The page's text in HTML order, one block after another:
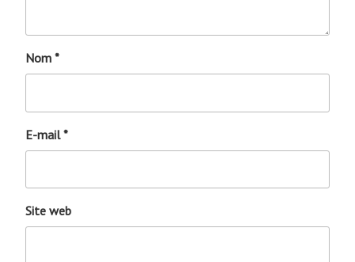
Nom *
E-mail*
Site web